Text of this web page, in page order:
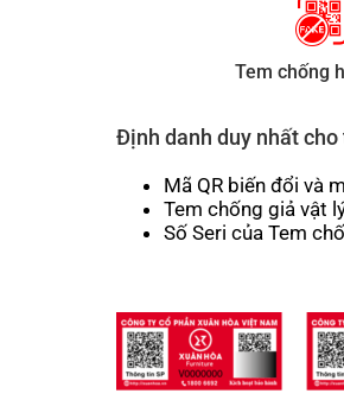
Tem chống
Định danh duy nhất
Mã QR biến đổi và
Tem chống giả vật
Số Seri của Tem